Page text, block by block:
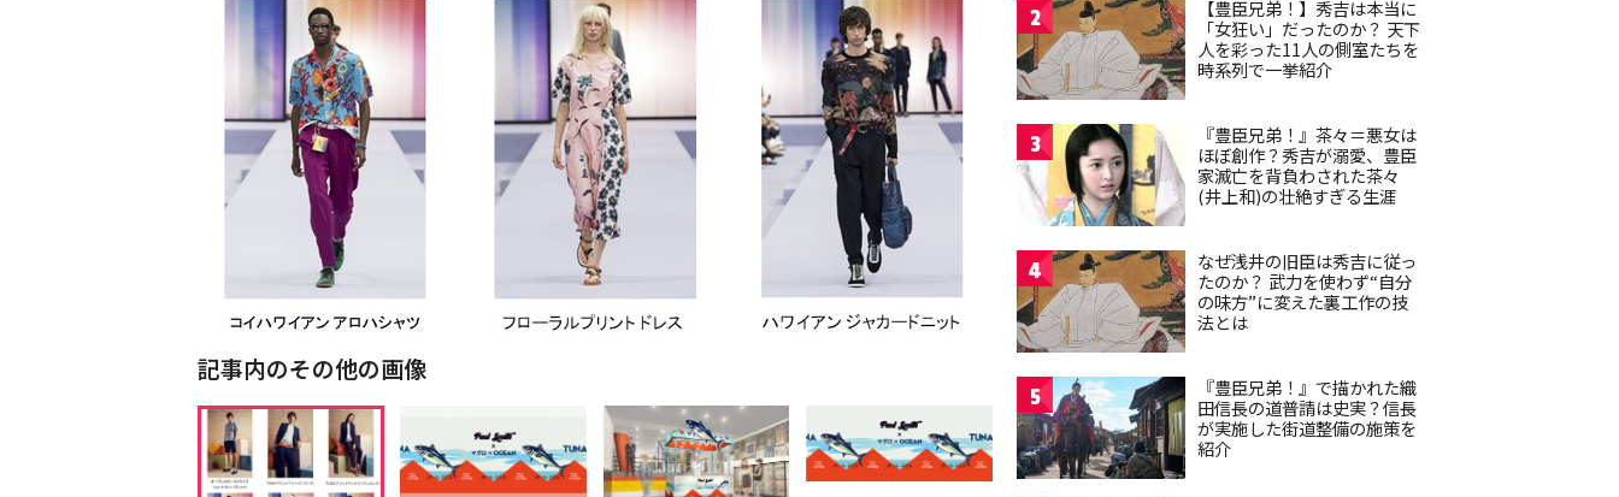
記事内のその他の画像
2
【豊臣兄弟！】秀吉は本当に
「女狂い」だったのか？ 天下
人を彩った11人の側室たちを
時系列で一挙紹介
3
『豊臣兄弟！』茶々＝悪女は
ほぼ創作？秀吉が溺愛、豊臣
家滅亡を背負わされた茶々
(井上和)の壮絶すぎる生涯
4
なぜ浅井の旧臣は秀吉に従っ
たのか？ 武力を使わず“自分
の味方”に変えた裏工作の技
法とは
5
『豊臣兄弟！』で描かれた織
田信長の道普請は史実？信長
が実施した街道整備の施策を
紹介